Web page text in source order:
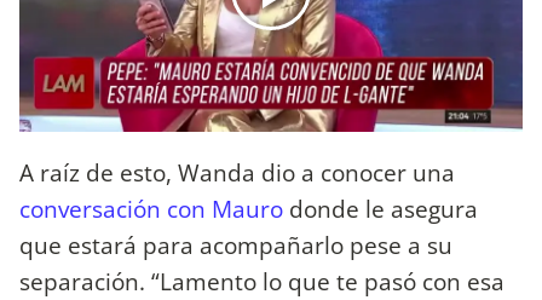
A raíz de esto, Wanda dio a conocer una
conversación con Mauro donde le asegura
que estará para acompañarlo pese a su
separación. “Lamento lo que te pasó con esa